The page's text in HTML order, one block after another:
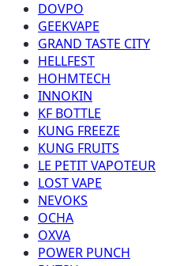
DOVPO
GEEKVAPE
GRAND TASTE CITY
HELLFEST
HOHMTECH
INNOKIN
KF BOTTLE
KUNG FREEZE
KUNG FRUITS
LE PETIT VAPOTEUR
LOST VAPE
NEVOKS
OCHA
OXVA
POWER PUNCH